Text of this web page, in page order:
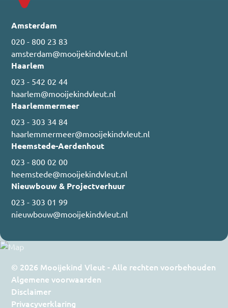
Amsterdam
020 - 800 23 83
amsterdam@mooijekindvleut.nl
Haarlem
023 - 542 02 44
haarlem@mooijekindvleut.nl
Haarlemmermeer
023 - 303 34 84
haarlemmermeer@mooijekindvleut.nl
Heemstede-Aerdenhout
023 - 800 02 00
heemstede@mooijekindvleut.nl
Nieuwbouw & Projectverhuur
023 - 303 01 99
nieuwbouw@mooijekindvleut.nl
© 2026 Mooijekind Vleut - Alle rechten voorbehouden
Algemene voorwaarden
Disclaimer
Privacyverklaring